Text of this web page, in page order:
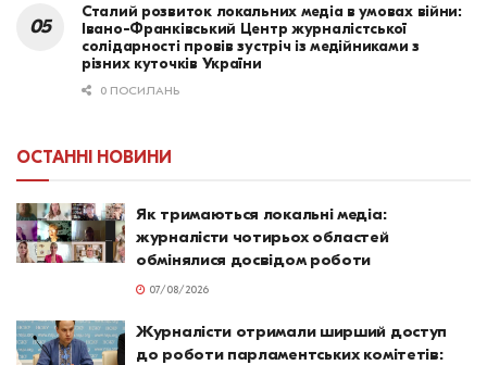
Сталий розвиток локальних медіа в умовах війни:
Івано-Франківський Центр журналістської
солідарності провів зустріч із медійниками з
різних куточків України
0 ПОСИЛАНЬ
ОСТАННІ НОВИНИ
Як тримаються локальні медіа:
журналісти чотирьох областей
обмінялися досвідом роботи
07/08/2026
Журналісти отримали ширший доступ
до роботи парламентських комітетів: